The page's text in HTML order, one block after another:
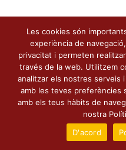
Les cookies són
experiència de
privacitat i permeten
través de la web. Utilitzem
analitzar els nostres serveis
amb les teves preferències
amb els teus hàbits de
nostra
D'acord